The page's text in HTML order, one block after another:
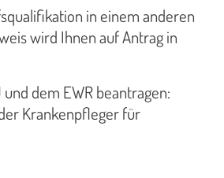
in einem anderen
wird Ihnen auf Antrag in
dem EWR beantragen:
Krankenpfleger für